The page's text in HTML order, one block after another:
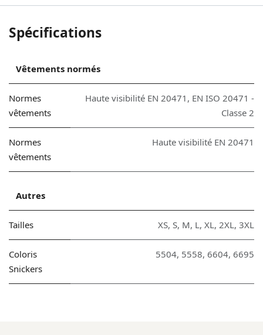
Spécifications
Vêtements normés
Normes
vêtements
Haute visibilité EN 20471 , EN ISO 20471 -
Classe 2
Normes
vêtements
Haute visibilité EN 20471
Autres
Tailles XS, S, M, L, XL, 2XL, 3XL
Coloris
Snickers
5504, 5558, 6604, 6695